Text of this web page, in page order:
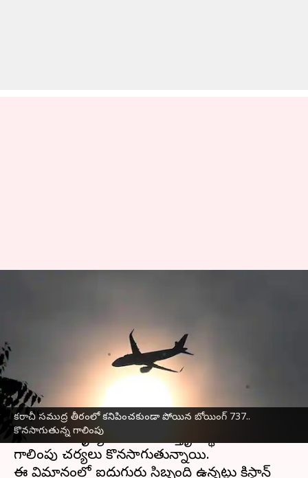
కరాచీ సముద్ర తీరంలో కనిపించకుండా పోయిన బోయింగ్ 737..
కొనసాగుతున్న గాలింపు
737.. కొనసాగుతున్న గాలింపు
Jul 08, 2026 10:55 am
ఈ వార్తాకథనం ఏంటి
పాకిస్థాన్దక్షిణాన ఉన్న కరాచీ సముద్ర తీరంలో ఓ కార్గో
విమానం అదృశ్యమవడంతో విస్తృత స్థాయిలో
గాలింపు చర్యలు కొనసాగుతున్నాయి.
ఈ విమానంలో ఐదుగురు సిబ్బంది ఉన్నట్లు పాకిస్థాన్